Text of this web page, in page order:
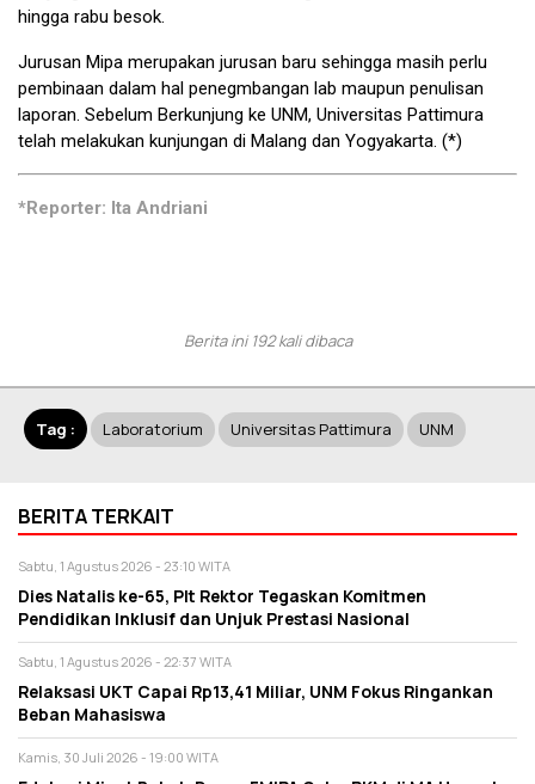
hingga rabu besok.
Jurusan Mipa merupakan jurusan baru sehingga masih perlu
pembinaan dalam hal penegmbangan lab maupun penulisan
laporan. Sebelum Berkunjung ke UNM, Universitas Pattimura
telah melakukan kunjungan di Malang dan Yogyakarta. (*)
*Reporter: Ita Andriani
Berita ini 192 kali dibaca
Tag : Laboratorium Universitas Pattimura UNM
BERITA TERKAIT
Sabtu, 1 Agustus 2026 - 23:10 WITA
Dies Natalis ke-65, Plt Rektor Tegaskan Komitmen
Pendidikan Inklusif dan Unjuk Prestasi Nasional
Sabtu, 1 Agustus 2026 - 22:37 WITA
Relaksasi UKT Capai Rp13,41 Miliar, UNM Fokus Ringankan
Beban Mahasiswa
Kamis, 30 Juli 2026 - 19:00 WITA